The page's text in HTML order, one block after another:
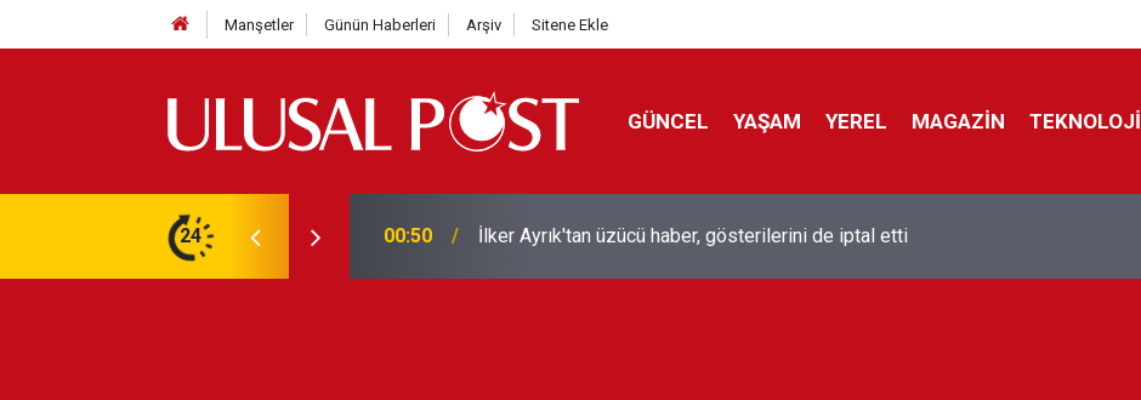
Manşetler Günün Haberleri Arşiv Sitene Ekle
GÜNCEL YAŞAM YEREL MAGAZİN TEKNOLOJİ
24 00:39
Liverpool efsanesi Mısırlı yıldız Mohamed Salah Trabzonspor ile anlaştı!
Yarın geliyor